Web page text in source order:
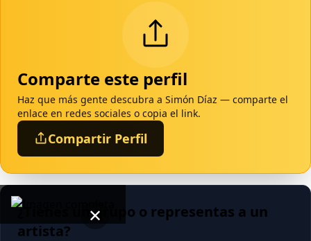
Comparte este perfil
Haz que más gente descubra a Simón Díaz — comparte el
enlace en redes sociales o copia el link.
Compartir Perfil
✕
¿Tienes un grupo o representas a un
artista?